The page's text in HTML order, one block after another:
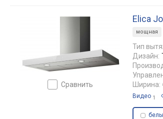
сравнить
Elica
мощная
Тип
Дизайн:
Ширина:
Видео 1